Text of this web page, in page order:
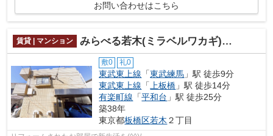
お問い合わせはこちら
賃貸 | マンション みらべる若木(ミラベルワカギ) 15467
敷0 礼0
東武東上線 「東武練馬 」駅 徒歩9分
東武東上線 「 上板橋 」駅 徒歩14分
有楽町線 「平和台 」駅 徒歩25分
築38年
東京都板橋区若木 ２丁目